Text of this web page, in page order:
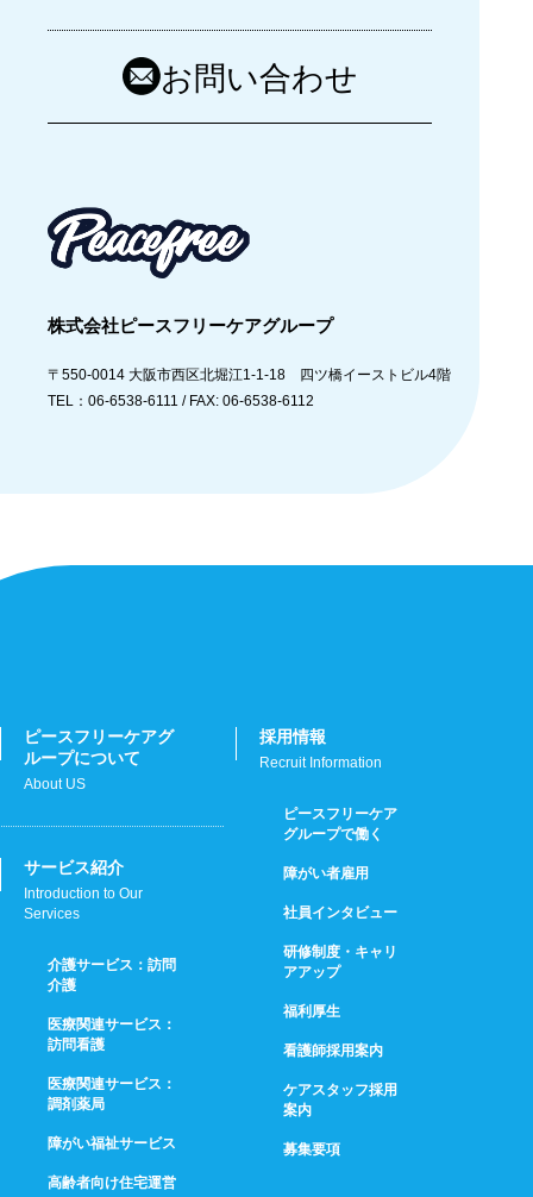
お問い合わせ
株式会社ピースフリーケアグループ
〒550-0014 大阪市西区北堀江1-1-18 四ツ橋イーストビル4階
TEL：06-6538-6111 / FAX: 06-6538-6112
ピースフリーケアグ
ループについて
About US
サービス紹介
Introduction to Our
Services
介護サービス：訪問
介護
医療関連サービス：
訪問看護
医療関連サービス：
調剤薬局
障がい福祉サービス
高齢者向け住宅運営
採用情報
Recruit Information
ピースフリーケア
グループで働く
障がい者雇用
社員インタビュー
研修制度・キャリ
アアップ
福利厚生
看護師採用案内
ケアスタッフ採用
案内
募集要項